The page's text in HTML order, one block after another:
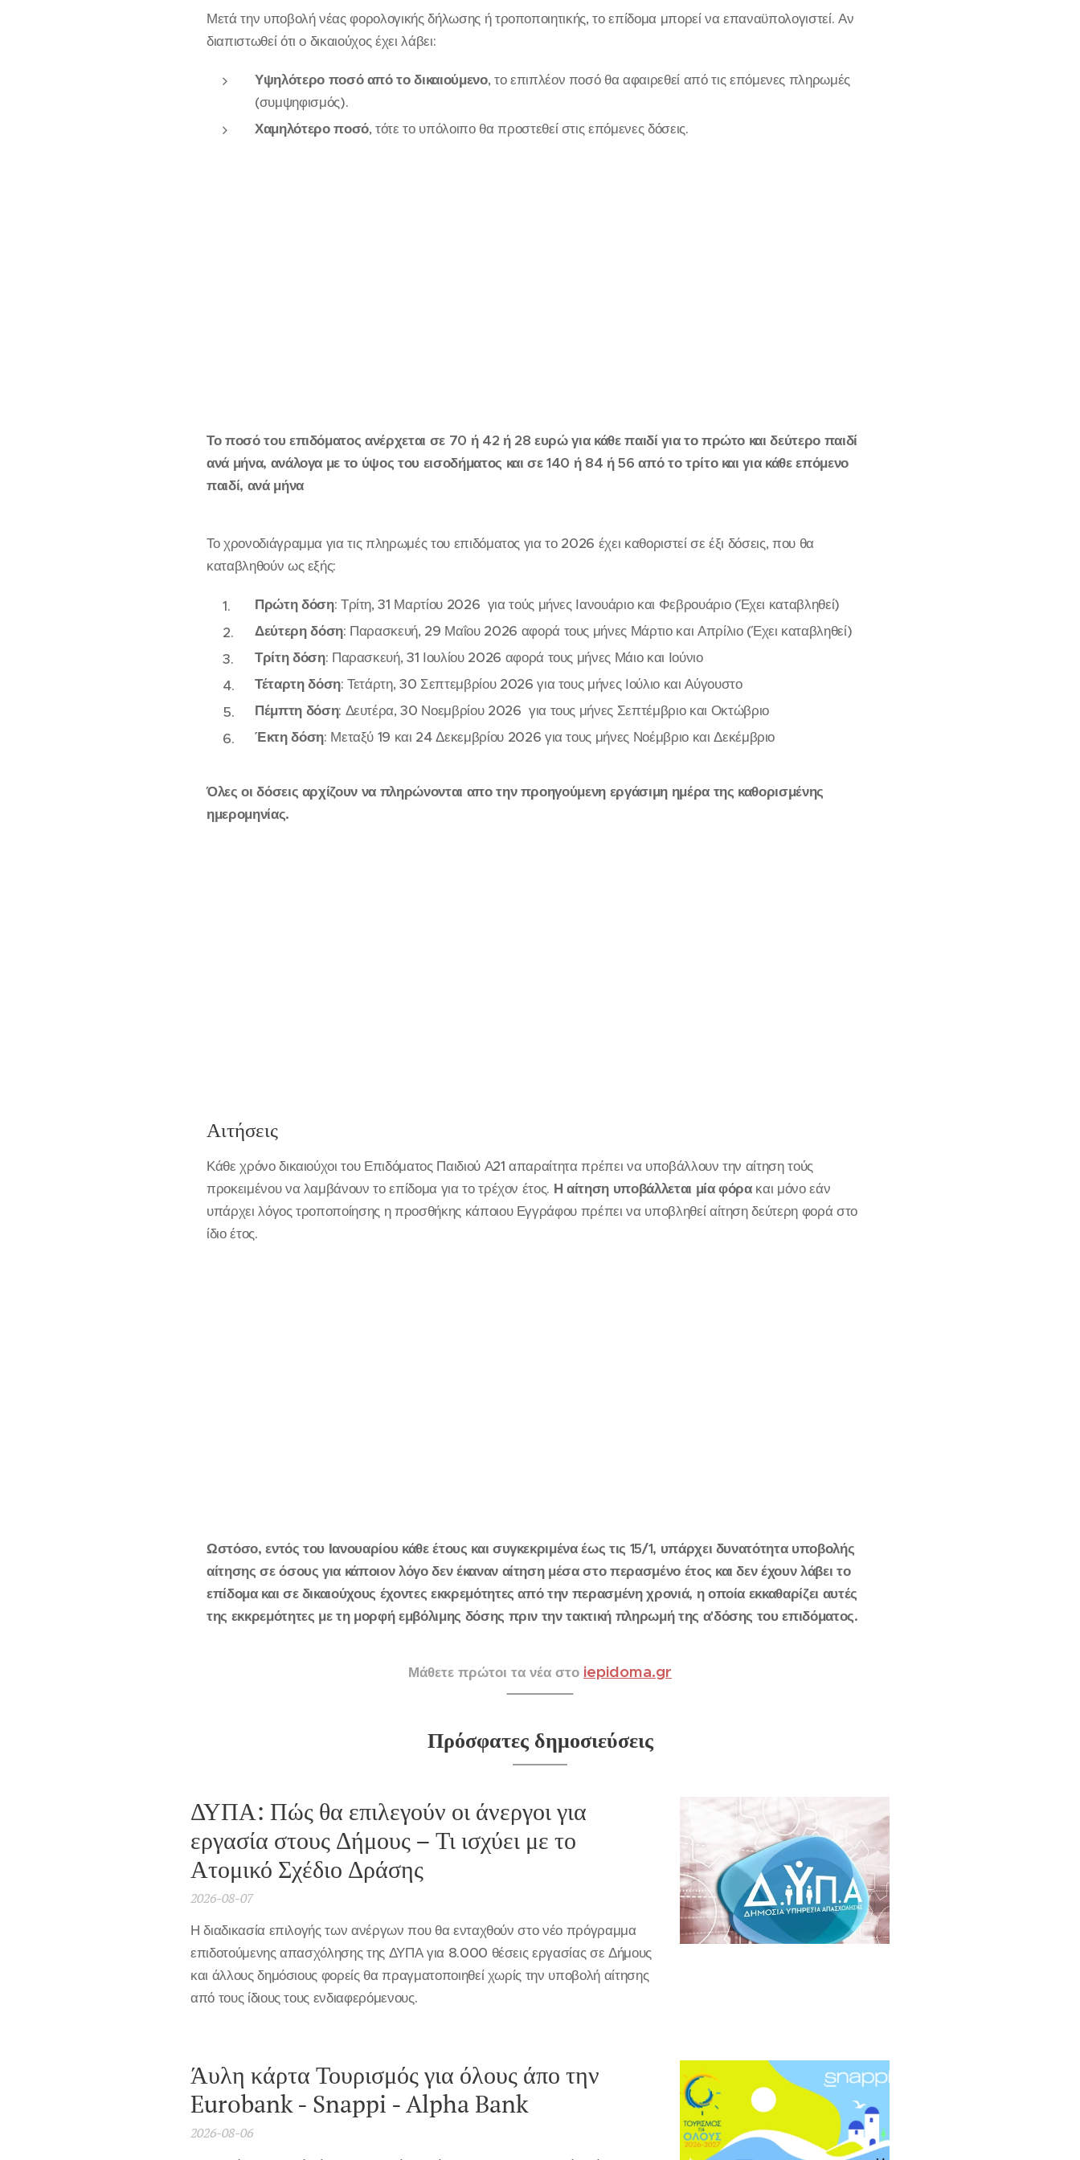
Μετά την υποβολή νέας φορολογικής δήλωσης ή τροποποιητικής, το επίδομα μπορεί να επαναϋπολογιστεί. Αν
διαπιστωθεί ότι ο δικαιούχος έχει λάβει:
Υψηλότερο ποσό από το δικαιούμενο, το επιπλέον ποσό θα αφαιρεθεί από τις επόμενες πληρωμές
(συμψηφισμός).
Χαμηλότερο ποσό, τότε το υπόλοιπο θα προστεθεί στις επόμενες δόσεις.
Το ποσό του επιδόματος ανέρχεται σε 70 ή 42 ή 28 ευρώ για κάθε παιδί για το πρώτο και δεύτερο παιδί
ανά μήνα, ανάλογα με το ύψος του εισοδήματος και σε 140 ή 84 ή 56 από το τρίτο και για κάθε επόμενο
παιδί, ανά μήνα
Το χρονοδιάγραμμα για τις πληρωμές του επιδόματος για το 2026 έχει καθοριστεί σε έξι δόσεις, που θα
καταβληθούν ως εξής:
Πρώτη δόση: Τρίτη, 31 Μαρτίου 2026 για τούς μήνες Ιανουάριο και Φεβρουάριο (Έχει καταβληθεί)
Δεύτερη δόση: Παρασκευή, 29 Μαΐου 2026 αφορά τους μήνες Μάρτιο και Απρίλιο (Έχει καταβληθεί)
Τρίτη δόση: Παρασκευή, 31 Ιουλίου 2026 αφορά τους μήνες Μάιο και Ιούνιο
Τέταρτη δόση: Τετάρτη, 30 Σεπτεμβρίου 2026 για τους μήνες Ιούλιο και Αύγουστο
Πέμπτη δόση: Δευτέρα, 30 Νοεμβρίου 2026 για τους μήνες Σεπτέμβριο και Οκτώβριο
Έκτη δόση: Μεταξύ 19 και 24 Δεκεμβρίου 2026 για τους μήνες Νοέμβριο και Δεκέμβριο
Όλες οιδόσεις αρχίζουν να πληρώνονται απο την προηγούμενη εργάσιμη ημέρα της καθορισμένης
ημερομηνίας.
Αιτήσεις
Κάθε χρόνο δικαιούχοι του Επιδόματος Παιδιού Α21 απαραίτητα πρέπει να υποβάλλουν την αίτηση τούς
προκειμένου να λαμβάνουν το επίδομα για το τρέχον έτος. Η αίτηση υποβάλλεται μία φόρακαι μόνο εάν
υπάρχει λόγος τροποποίησης η προσθήκης κάποιου Εγγράφου πρέπει να υποβληθεί αίτηση δεύτερη φορά στο
ίδιο έτος.
Ωστόσο, εντός του Ιανουαρίου κάθε έτους και συγκεκριμένα έως τις 15/1, υπάρχει δυνατότητα υποβολής
αίτησης σε όσους για κάποιον λόγο δεν έκαναν αίτηση μέσα στο περασμένο έτος και δεν έχουν λάβει το
επίδομα και σεδικαιούχους έχοντες εκκρεμότητες από την περασμένη χρονιά, η οποία εκκαθαρίζει αυτές
της εκκρεμότητες με τη μορφή εμβόλιμης δόσης πριν την τακτική πληρωμή της α'δόσης του επιδόματος.
Μάθετε πρώτοι τα νέα στο iepidoma.gr
Πρόσφατες δημοσιεύσεις
ΔΥΠΑ: Πώς θα επιλεγούν οι άνεργοι για
εργασία στους Δήμους – Τι ισχύει με το
Ατομικό Σχέδιο Δράσης
2026-08-07
Η διαδικασία επιλογής των ανέργων που θα ενταχθούν στο νέο πρόγραμμα
επιδοτούμενης απασχόλησης της ΔΥΠΑ για 8.000 θέσεις εργασίας σε Δήμους
και άλλους δημόσιους φορείς θα πραγματοποιηθεί χωρίς την υποβολή αίτησης
από τους ίδιους τους ενδιαφερόμενους.
Άυλη κάρτα Τουρισμός για όλους άπο την
Eurobank - Snappi - Alpha Bank
2026-08-06